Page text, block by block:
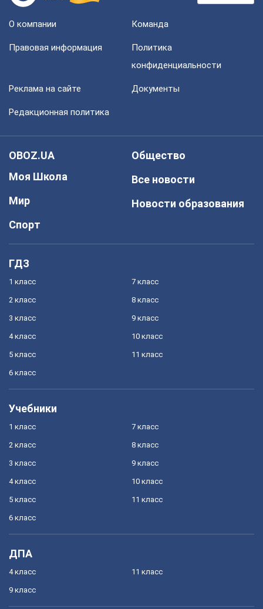
О компании Команда
Правовая информация
Политика
конфиденциальности
Реклама на сайте Документы
Редакционная политика
OBOZ.UA
Моя Школа
Мир
Спорт
Общество
Все новости
Новости образования
ГДЗ
1 класс
2 класс
3 класс
4 класс
5 класс
6 класс
7 класс
8 класс
9 класс
10 класс
11 класс
Учебники
1 класс
2 класс
3 класс
4 класс
5 класс
6 класс
7 класс
8 класс
9 класс
10 класс
11 класс
ДПА
4 класс
9 класс
11 класс